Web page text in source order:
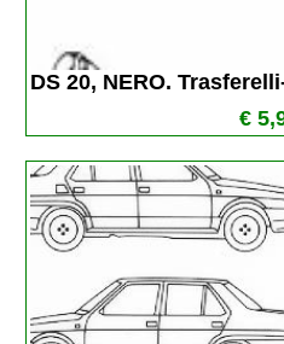
DS 20, NERO.
€